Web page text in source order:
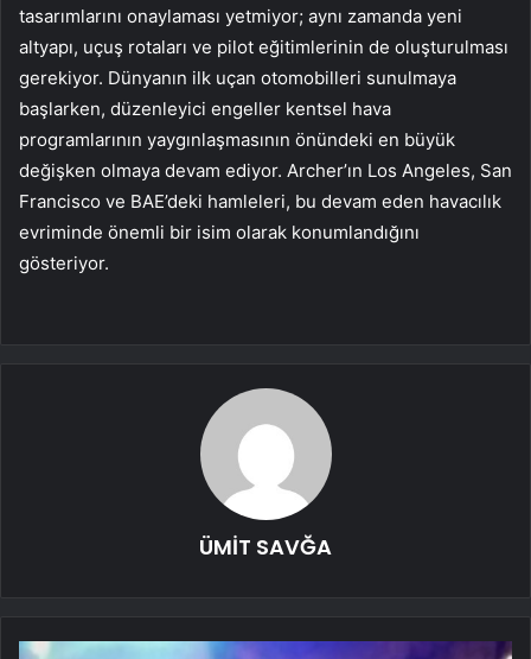
tasarımlarını onaylaması yetmiyor; aynı zamanda yeni
altyapı, uçuş rotaları ve pilot eğitimlerinin de oluşturulması
gerekiyor. Dünyanın ilk uçan otomobilleri sunulmaya
başlarken, düzenleyici engeller kentsel hava
programlarının yaygınlaşmasının önündeki en büyük
değişken olmaya devam ediyor. Archer’ın Los Angeles, San
Francisco ve BAE’deki hamleleri, bu devam eden havacılık
evriminde önemli bir isim olarak konumlandığını
gösteriyor.
ÜMİT SAVĞA